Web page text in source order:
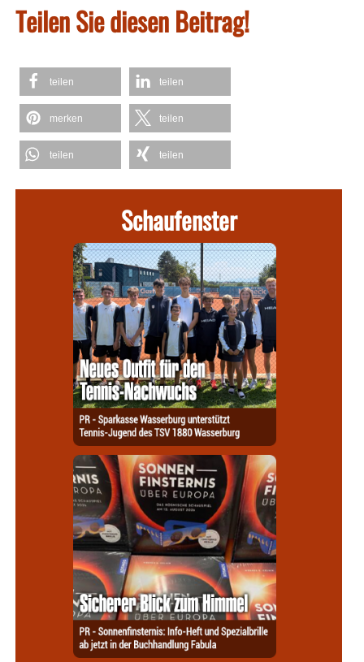
Teilen Sie diesen Beitrag!
teilen teilen
merken teilen
teilen teilen
Schaufenster